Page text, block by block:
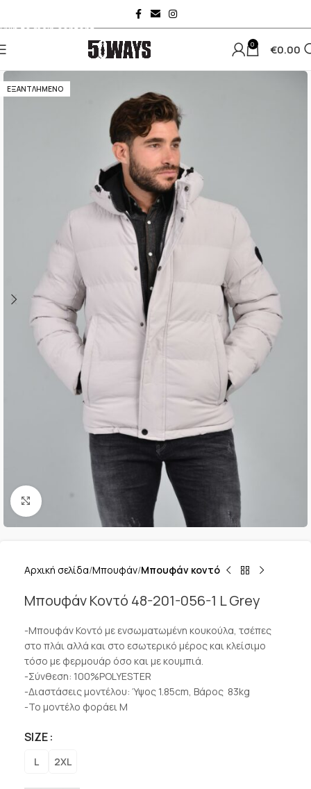
Skip to main content
0 €0.00
ΕΞΑΝΤΛΗΜΈΝΟ
Κλικ για μεγέθυνση
Αρχική σελίδα Μπουφάν Μπουφάν κοντό
Μπουφάν Κοντό 48-201-056-1 L Grey
-Μπουφάν Κοντό με ενσωματωμένη κουκούλα, τσέπες
στο πλάι αλλά και στο εσωτερικό μέρος και κλείσιμο
τόσο με φερμουάρ όσο και με κουμπιά.
-Σύνθεση: 100%POLYESTER
-Διαστάσεις μοντέλου: Ύψος 1.85cm, Βάρος 83kg
-Το μοντέλο φοράει M
SIZE
L 2XL